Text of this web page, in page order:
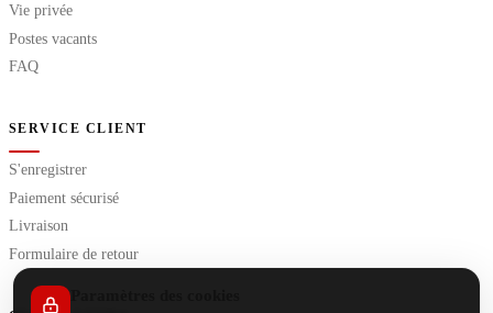
Vie privée
Postes vacants
FAQ
SERVICE CLIENT
S'enregistrer
Paiement sécurisé
Livraison
Formulaire de retour